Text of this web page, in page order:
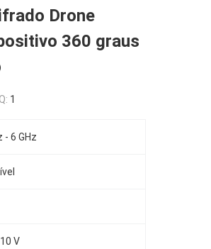
Drone
360 graus
1
- 6 GHz
V